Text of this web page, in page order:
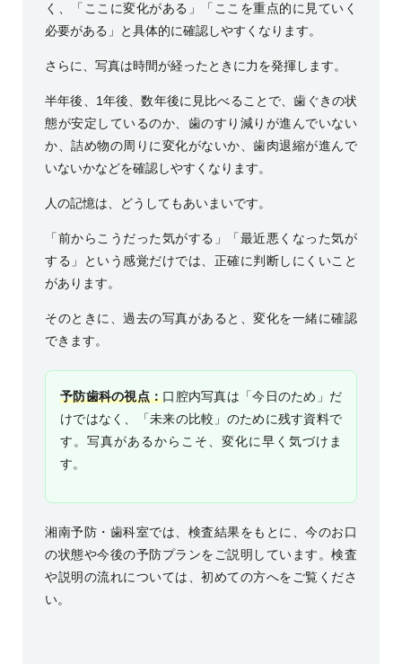
く、「ここに変化がある」「ここを重点的に見ていく
必要がある」と具体的に確認しやすくなります。
さらに、写真は時間が経ったときに力を発揮します。
半年後、1年後、数年後に見比べることで、歯ぐきの状
態が安定しているのか、歯のすり減りが進んでいない
か、詰め物の周りに変化がないか、歯肉退縮が進んで
いないかなどを確認しやすくなります。
人の記憶は、どうしてもあいまいです。
「前からこうだった気がする」「最近悪くなった気が
する」という感覚だけでは、正確に判断しにくいこと
があります。
そのときに、過去の写真があると、変化を一緒に確認
できます。
予防歯科の視点：口腔内写真は「今日のため」だ
けではなく、「未来の比較」のために残す資料で
す。写真があるからこそ、変化に早く気づけま
す。
湘南予防・歯科室では、検査結果をもとに、今のお口
の状態や今後の予防プランをご説明しています。検査
や説明の流れについては、初めての方へをご覧くださ
い。